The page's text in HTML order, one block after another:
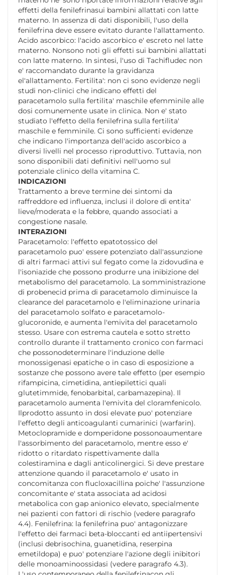
effetti della fenilefrinasui bambini allattati con latte
materno. In assenza di dati disponibili, l'uso della
fenilefrina deve essere evitato durante l'allattamento.
Acido ascorbico: l'acido ascorbico e' escreto nel latte
materno. Nonsono noti gli effetti sui bambini allattati
con latte materno. In sintesi, l'uso di Tachifludec non
e' raccomandato durante la gravidanza
el'allattamento. Fertilita': non ci sono evidenze negli
studi non-clinici che indicano effetti del
paracetamolo sulla fertilita' maschile efemminile alle
dosi comunemente usate in clinica. Non e' stato
studiato l'effetto della fenilefrina sulla fertilita'
maschile e femminile. Ci sono sufficienti evidenze
che indicano l'importanza dell'acido ascorbico a
diversi livelli nel processo riproduttivo. Tuttavia, non
sono disponibili dati definitivi nell'uomo sul
potenziale clinico della vitamina C.
INDICAZIONI
Trattamento a breve termine dei sintomi da
raffreddore ed influenza, inclusi il dolore di entita'
lieve/moderata e la febbre, quando associati a
congestione nasale.
INTERAZIONI
Paracetamolo: l'effetto epatotossico del
paracetamolo puo' essere potenziato dall'assunzione
di altri farmaci attivi sul fegato come la zidovudina e
l'isoniazide che possono produrre una inibizione del
metabolismo del paracetamolo. La somministrazione
di probenecid prima di paracetamolo diminuisce la
clearance del paracetamolo e l'eliminazione urinaria
del paracetamolo solfato e paracetamolo-
glucoronide, e aumenta l'emivita del paracetamolo
stesso. Usare con estrema cautela e sotto stretto
controllo durante il trattamento cronico con farmaci
che possonodeterminare l'induzione delle
monossigenasi epatiche o in caso di esposizione a
sostanze che possono avere tale effetto (per esempio
rifampicina, cimetidina, antiepilettici quali
glutetimmide, fenobarbital, carbamazepina). Il
paracetamolo aumenta l'emivita del cloramfenicolo.
Ilprodotto assunto in dosi elevate puo' potenziare
l'effetto degli anticoagulanti cumarinici (warfarin).
Metoclopramide e domperidone possonoaumentare
l'assorbimento del paracetamolo, mentre esso e'
ridotto o ritardato rispettivamente dalla
colestiramina e dagli anticolinergici. Si deve prestare
attenzione quando il paracetamolo e' usato in
concomitanza con flucloxacillina poiche' l'assunzione
concomitante e' stata associata ad acidosi
metabolica con gap anionico elevato, specialmente
nei pazienti con fattori di rischio (vedere paragrafo
4.4). Fenilefrina: la fenilefrina puo' antagonizzare
l'effetto dei farmaci beta-bloccanti ed antiipertensivi
(inclusi debrisochina, guanetidina, reserpina
emetildopa) e puo' potenziare l'azione degli inibitori
delle monoaminoossidasi (vedere paragrafo 4.3).